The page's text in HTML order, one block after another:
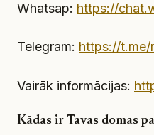
Whatsap: https://
Telegram: https://t.me/
Vairāk informācijas:
Kādas ir Tavas domas